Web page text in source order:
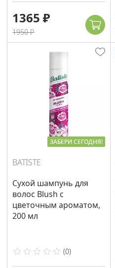
1365 ₽
1950 ₽
ЗАБЕРИ СЕГОДНЯ!
BATISTE
Сухой шампунь для
волос Blush с
цветочным ароматом,
200 мл
(0)